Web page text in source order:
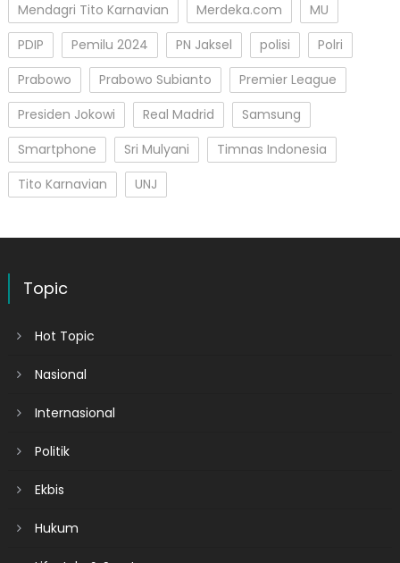
Mendagri Tito Karnavian
Merdeka.com
MU
PDIP
Pemilu 2024 PN Jaksel polisi
Polri
Prabowo
Prabowo Subianto
Premier League
Presiden Jokowi
Real Madrid
Samsung
Smartphone
Sri Mulyani
Timnas Indonesia
Tito Karnavian
UNJ
Topic
Hot Topic
Nasional
Internasional
Politik
Ekbis
Hukum